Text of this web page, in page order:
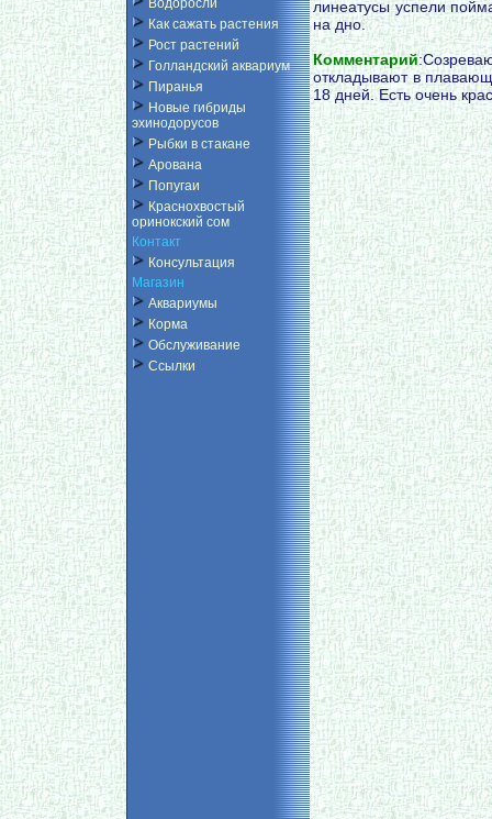
Водоросли
Как сажать растения
Рост растений
Голландский аквариум
Пиранья
Новые гибриды
эхинодорусов
Рыбки в стакане
Арована
Попугаи
Краснохвостый
оринокский сом
Контакт
Консультация
Магазин
Аквариумы
Корма
Обслуживание
Ссылки
линеатусы успели
на дно.
Комментарий
откладывают в
18 дней. Есть очень